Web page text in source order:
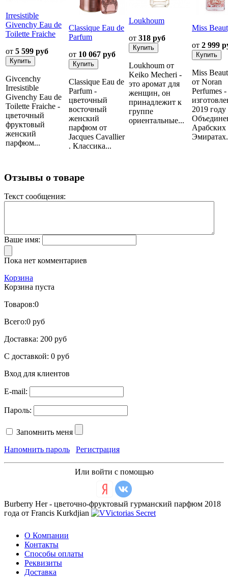
Irresistible
Givenchy Eau de
Toilette Fraiche
от 5 599 руб
Givcenchy
Irresistible
Givenchy Eau de
Toilette Fraiche -
цветочный
фруктовый
женский
парфюм...
Classique Eau de
Parfum
от 10 067 руб
Classique Eau de
Parfum -
цветочный
восточный
женский
парфюм от
Jacques Cavallier
. Классика...
Loukhoum
от 318 руб
Loukhoum от
Keiko Mecheri -
это аромат для
женщин, он
принадлежит к
группе
ориентальные...
Miss
от 2 999
Miss
от Noran
Perfumes -
2019 году
Арабских
Отзывы о товаре
Текст сообщения:
Ваше имя:
Пока нет комментариев
Корзина
Корзина пуста
Товаров:0
Всего:0 руб
Доставка: 200 руб
С доставкой: 0 руб
Вход для клиентов
E-mail:
Пароль:
Запомнить меня
Напомнить пароль
Регистрация
Или войти с помощью
Burberry Her - цветочно-фруктовый гурманский парфюм 2018
года от Francis Kurkdjian
О Компании
Контакты
Способы оплаты
Реквизиты
Доставка